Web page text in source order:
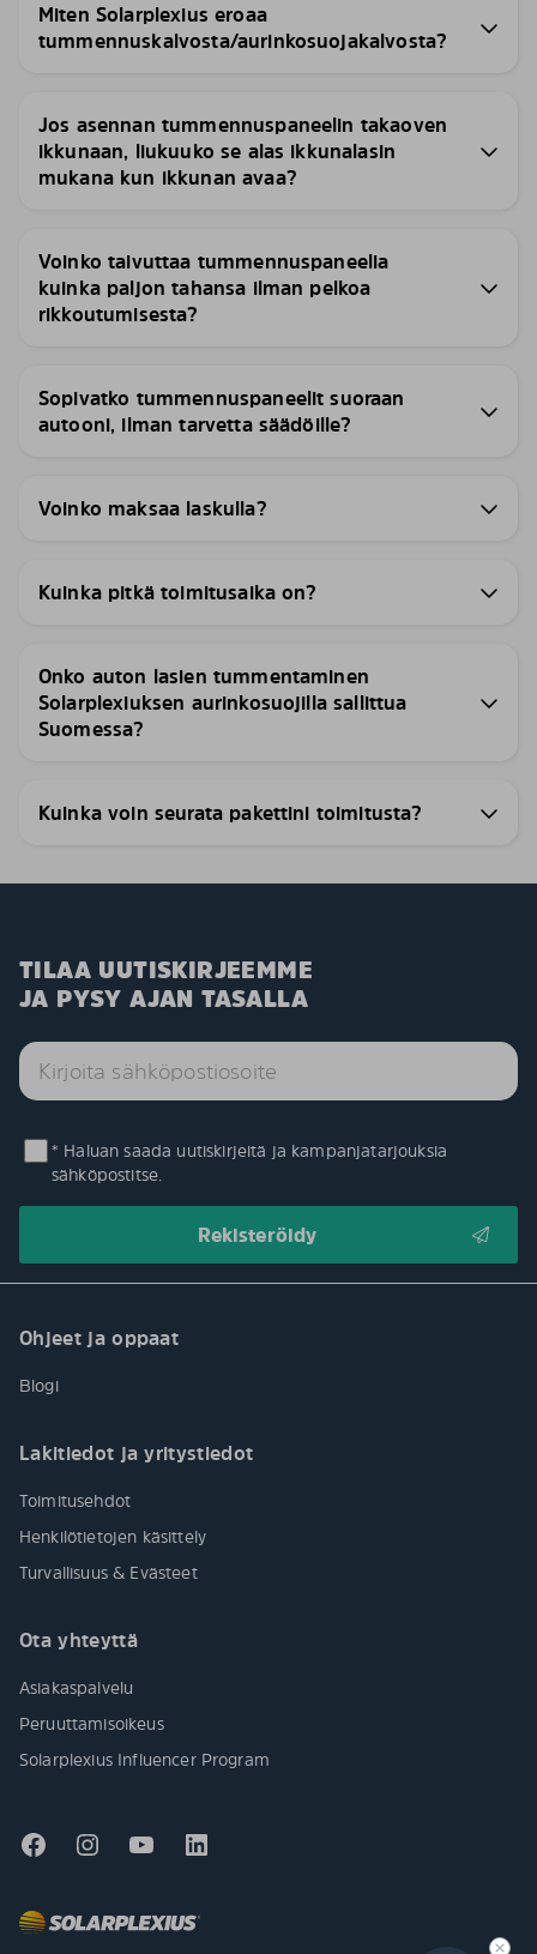
Miten Solarplexius eroaa
tummennuskalvosta/aurinkosuojakalvosta?
Jos asennan tummennuspaneelin takaoven
ikkunaan, liukuuko se alas ikkunalasin
mukana kun ikkunan avaa?
Voinko taivuttaa tummennuspaneelia
kuinka paljon tahansa ilman pelkoa
rikkoutumisesta?
Sopivatko tummennuspaneelit suoraan
autooni, ilman tarvetta säädöille?
Voinko maksaa laskulla?
Kuinka pitkä toimitusaika on?
Onko auton lasien tummentaminen
Solarplexiuksen aurinkosuojilla sallittua
Suomessa?
Kuinka voin seurata pakettini toimitusta?
TILAA UUTISKIRJEEMME
JA PYSY AJAN TASALLA
* Haluan saada uutiskirjeitä ja kampanjatarjouksia
sähköpostitse.
Ohjeet ja oppaat
Blogi
Lakitiedot ja yritystiedot
Toimitusehdot
Henkilötietojen käsittely
Turvallisuus & Evästeet
Ota yhteyttä
Asiakaspalvelu
Peruuttamisoikeus
Solarplexius Influencer Program